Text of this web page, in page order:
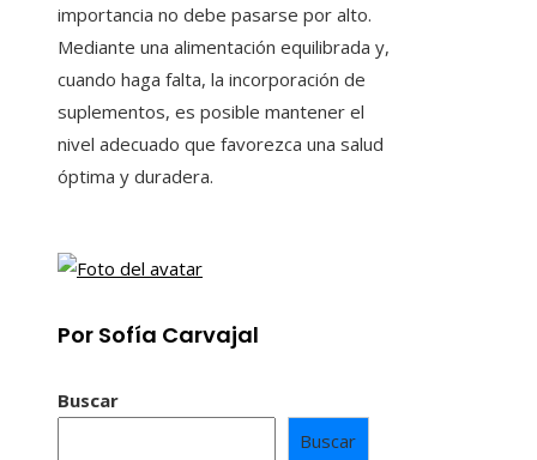
importancia no debe pasarse por alto.
Mediante una alimentación equilibrada y,
cuando haga falta, la incorporación de
suplementos, es posible mantener el
nivel adecuado que favorezca una salud
óptima y duradera.
Por Sofía Carvajal
Buscar
Buscar